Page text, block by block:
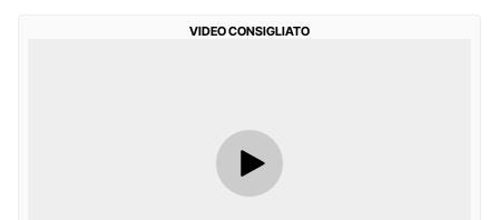
VIDEO CONSIGLIATO